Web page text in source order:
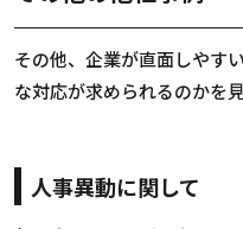
その他、企業が直面しやす
な対応が求められるのかを
人事異動に関して